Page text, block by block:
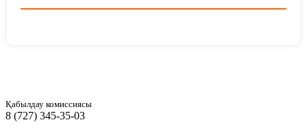
Қабылдау комиссиясы
8 (727) 345-35-03